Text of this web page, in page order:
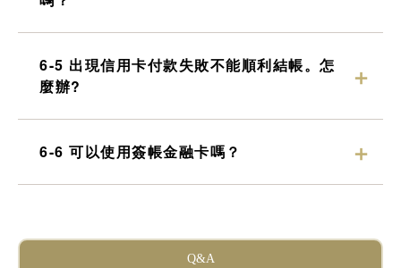
6-5 出現信用卡付款失敗不能順利結帳。怎
麼辦?
6-6 可以使用簽帳金融卡嗎？
Q&A